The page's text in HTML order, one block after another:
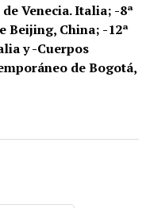
Venecia. Italia; -8ª
Beijing, China; -12ª
y-Cuerpos
de Bogotá,